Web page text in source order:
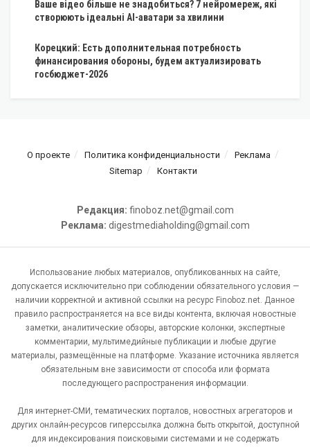
Ваше відео більше не знадобиться? 7 нейромереж, які
створюють ідеальні AI-аватари за хвилини
Корецкий: Есть дополнительная потребность
финансирования обороны, будем актуализировать
госбюджет-2026
О проекте Политика конфиденциальности
Реклама
Sitemap
Контакти
Редакция: finoboz.net@gmail.com
Реклама: digestmediaholding@gmail.com
Использование любых материалов, опубликованных на сайте,
допускается исключительно при соблюдении обязательного условия —
наличии корректной и активной ссылки на ресурс Finoboz.net. Данное
правило распространяется на все виды контента, включая новостные
заметки, аналитические обзоры, авторские колонки, экспертные
комментарии, мультимедийные публикации и любые другие
материалы, размещённые на платформе. Указание источника является
обязательным вне зависимости от способа или формата
последующего распространения информации.
Для интернет-СМИ, тематических порталов, новостных агрегаторов и
других онлайн-ресурсов гиперссылка должна быть открытой, доступной
для индексирования поисковыми системами и не содержать